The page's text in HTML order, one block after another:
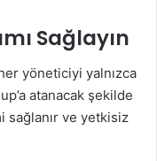
Sağlayın
yöneticiyi yalnızca
atanacak şekilde
sağlanır ve yetkisiz